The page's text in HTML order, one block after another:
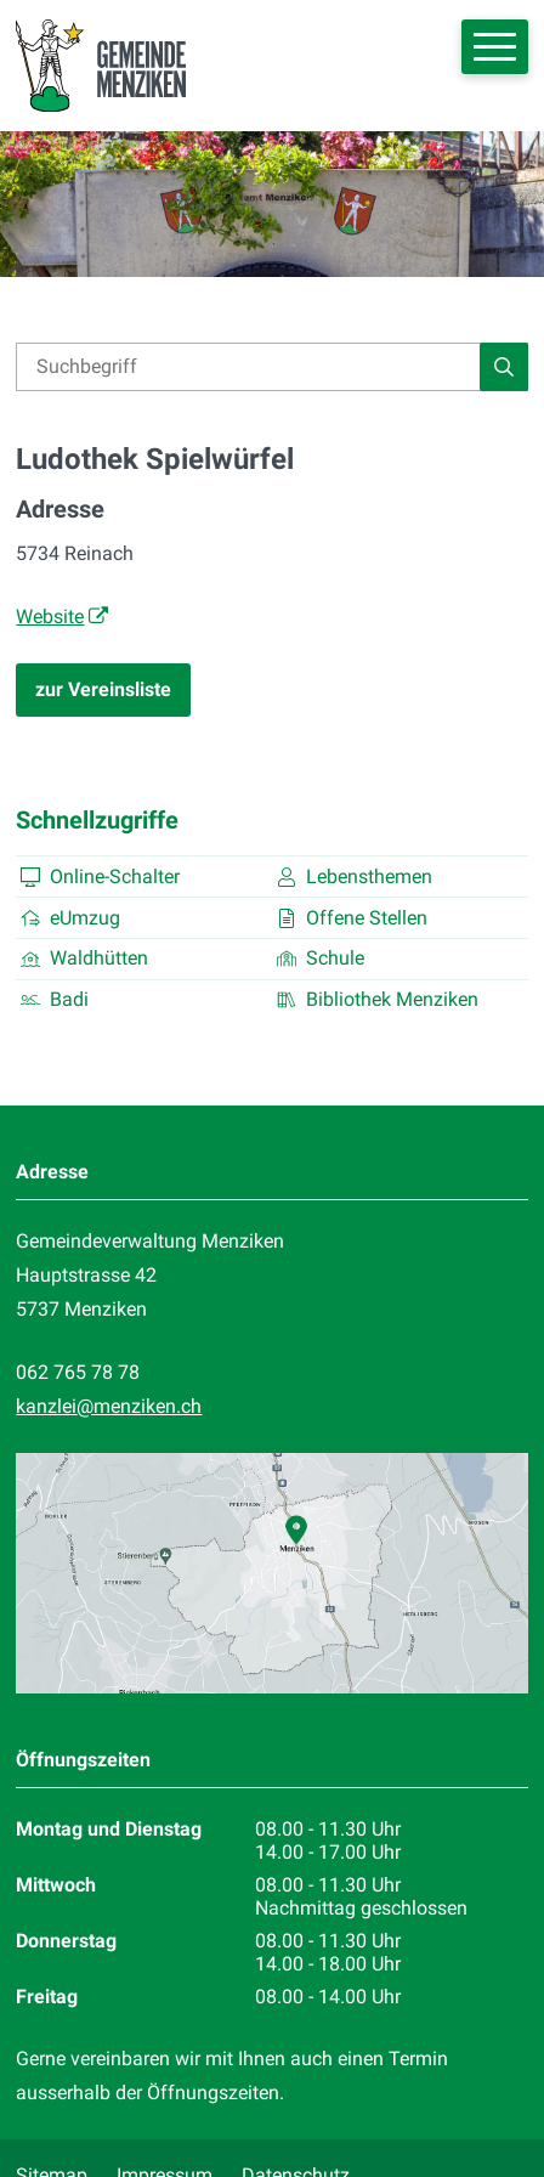
Navigieren in Menziken
Schnellnavigation
Ludothek Spielwürfel
Adresse
5734 Reinach
Website
zur Vereinsliste
Suche
Suchbegriff
Schnellzugriffe
Online-Schalter
Lebensthemen
eUmzug
Offene Stellen
Waldhütten
Schule
Badi
Bibliothek Menziken
Adresse
Gemeindeverwaltung Menziken
Hauptstrasse 42
5737 Menziken
062 765 78 78
kanzlei@menziken.ch
Öffnungszeiten
Montag und Dienstag
08.00 - 11.30 Uhr
14.00 - 17.00 Uhr
Mittwoch
08.00 - 11.30 Uhr
Nachmittag geschlossen
Donnerstag
08.00 - 11.30 Uhr
14.00 - 18.00 Uhr
Freitag
08.00 - 14.00 Uhr
Gerne vereinbaren wir mit Ihnen auch einen Termin
ausserhalb der Öffnungszeiten.
Standort